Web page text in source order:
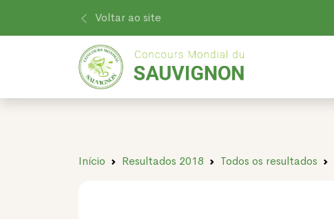
Voltar ao site
Início Resultados 2018 Todos os resultados